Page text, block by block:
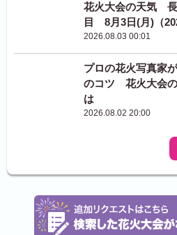
花火大会の天気 長
目 8月3日(月)（
2026.08.03 00:01
プロの花火写真家
のコツ 花火大会
は
2026.08.02 20:00